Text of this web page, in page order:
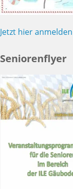
Jetzt hier anmelden
Seniorenflyer